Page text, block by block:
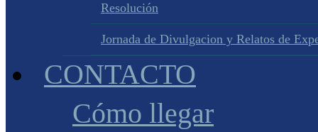
Resolución
Jornada de Divulgacion y Relatos de
CONTACTO
Cómo llegar